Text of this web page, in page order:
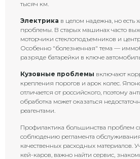
тысяч км.
Электрика в целом надежна, но есть
проблемы. В старых машинах часто
моторчики стеклоподъемников и
Особенно "болезненная" тема —
разряде батарейки в ключе
Кузовные проблемы включают
крепления порогов и арок колес.
отличается от российского, поэтому
обработка может оказаться
реагентами.
Профилактика большинства проблем
соблюдению регламента
качественных расходных материалов.
кей-каров, важно найти сервис,